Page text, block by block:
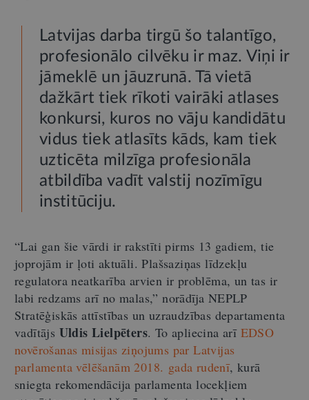
Latvijas darba tirgū šo talantīgo,
profesionālo cilvēku ir maz. Viņi ir
jāmeklē un jāuzrunā. Tā vietā
dažkārt tiek rīkoti vairāki atlases
konkursi, kuros no vāju kandidātu
vidus tiek atlasīts kāds, kam tiek
uzticēta milzīga profesionāla
atbildība vadīt valstij nozīmīgu
institūciju.
“Lai gan šie vārdi ir rakstīti pirms 13 gadiem, tie
joprojām ir ļoti aktuāli. Plašsaziņas līdzekļu
regulatora neatkarība arvien ir problēma, un tas ir
labi redzams arī no malas,” norādīja NEPLP
Stratēģiskās attīstības un uzraudzības departamenta
vadītājs Uldis Lielpēters. To apliecina arī EDSO
novērošanas misijas ziņojums par Latvijas
parlamenta vēlēšanām 2018. gada rudenī, kurā
sniegta rekomendācija parlamenta locekļiem